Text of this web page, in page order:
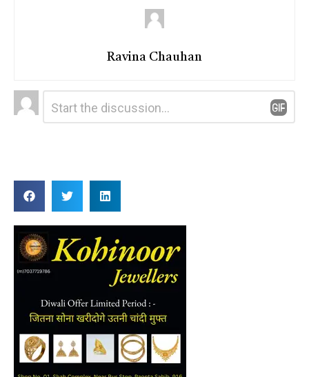
Ravina Chauhan
Leave
a
Comment